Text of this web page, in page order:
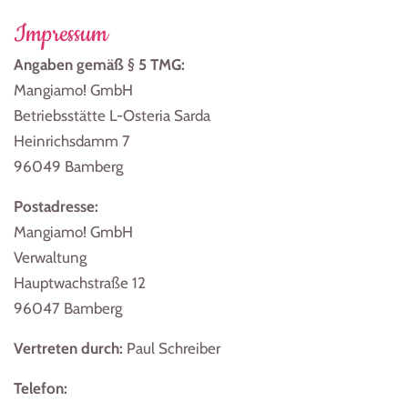
Impressum
Angaben gemäß § 5 TMG:
Mangiamo! GmbH
Betriebsstätte L-Osteria Sarda
Heinrichsdamm 7
96049 Bamberg
Postadresse:
Mangiamo! GmbH
Verwaltung
Hauptwachstraße 12
96047 Bamberg
Vertreten durch: Paul Schreiber
Telefon: